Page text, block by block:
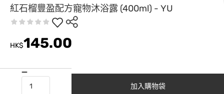
紅石榴豐盈配方寵物沐浴露 (400ml) - YU
HK$145.00
加入購物袋